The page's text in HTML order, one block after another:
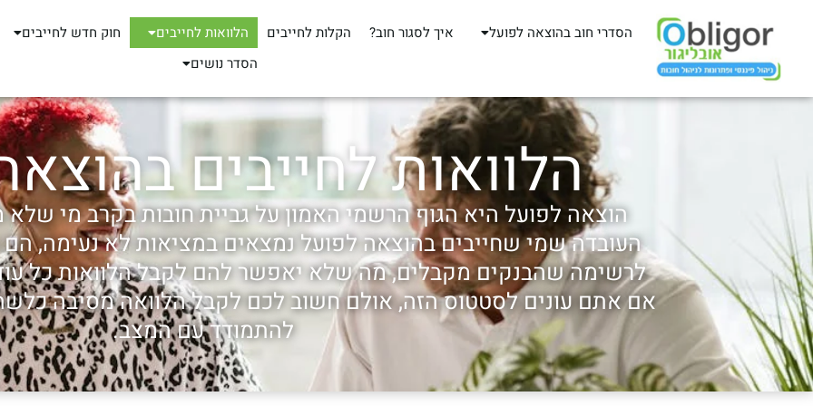
הסדרי חוב בהוצאה לפועל איך לסגור חוב? הקלות לחייבים הלוואות לחייבים חוק חדש לחייבים
הסדר נושים
הלוואות לחייבים
הוצאה לפועל היא הגוף הרשמי האמון על גביית חובות בקרב מי שלא
העובדה שמי שחייבים בהוצאה לפועל נמצאים במציאות לא נעימה, הם
לרשימה שהבנקים מקבלים, מה שלא יאפשר להם לקבל הלוואות כל
אם אתם עונים לסטטוס הזה, אולם חשוב לכם לקבל הלוואה מסיבה
להתמודד עם המצב.